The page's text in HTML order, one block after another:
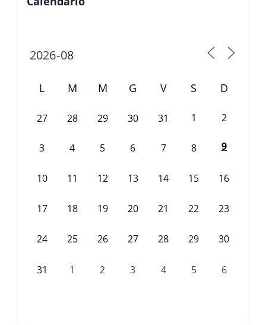
L M M G V S D
27 28 29 30 31 1 2
3 4 5 6 7 8 9
10 11 12 13 14 15 16
17 18 19 20 21 22 23
24 25 26 27 28 29 30
31 1 2 3 4 5 6